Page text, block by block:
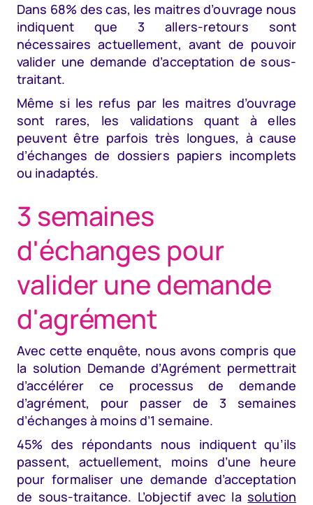
Dans 68% des cas, les maitres d’ouvrage nous
indiquent que 3 allers-retours sont
nécessaires actuellement, avant de pouvoir
valider une demande d’acceptation de sous-
traitant.
Même si les refus par les maitres d’ouvrage
sont rares, les validations quant à elles
peuvent être parfois très longues, à cause
d’échanges de dossiers papiers incomplets
ou inadaptés.
3 semaines
d'échanges pour
valider une demande
d'agrément
Avec cette enquête, nous avons compris que
la solution Demande d’Agrément permettrait
d’accélérer ce processus de demande
d’agrément, pour passer de 3 semaines
d’échanges à moins d’1 semaine.
45% des répondants nous indiquent qu’ils
passent, actuellement, moins d’une heure
pour formaliser une demande d’acceptation
de sous-traitance. L’objectif avec lasolution